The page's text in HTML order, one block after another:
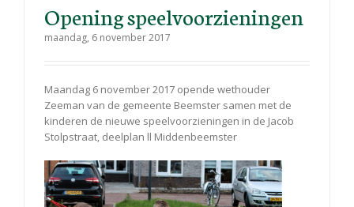
Opening speelvoorzieningen
maandag, 6 november 2017
Maandag 6 november 2017 opende wethouder
Zeeman van de gemeente Beemster samen met de
kinderen de nieuwe speelvoorzieningen in de Jacob
Stolpstraat, deelplan ll Middenbeemster